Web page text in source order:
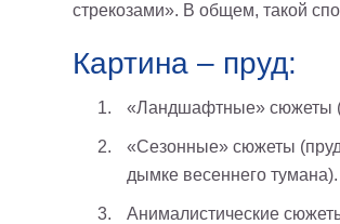
стрекозами». В общем, такой
Картина – пруд:
«Ландшафтные» сюжеты
«Сезонные» сюжеты
дымке весеннего тумана).
Анималистические